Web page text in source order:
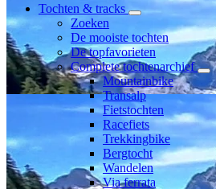
Tochten & tracks
Zoeken
De mooiste tochten
De topfavorieten
Complete tochtenarchief
Mountainbike
Transalp
Fietstochten
Racefiets
Trekkingbike
Bergtocht
Wandelen
Via ferrata